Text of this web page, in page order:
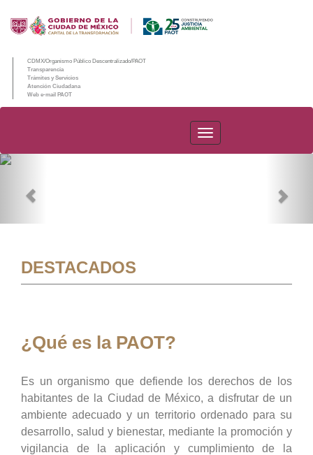
CDMX/Organismo Público Descentralizado/PAOT
Transparencia
Trámites y Servicios
Atención Ciudadana
Web e-mail PAOT
PAOT
DESTACADOS
¿Qué es la PAOT?
Es un organismo que defiende los derechos de los
habitantes de la Ciudad de México, a disfrutar de un
ambiente adecuado y un territorio ordenado para su
desarrollo, salud y bienestar, mediante la promoción y
vigilancia de la aplicación y cumplimiento de la